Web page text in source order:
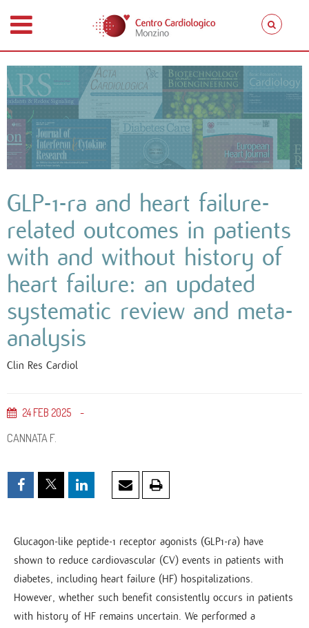
GLP-1-ra and heart failure-
related outcomes in patients
with and without history of
heart failure: an updated
systematic review and meta-
analysis
Clin Res Cardiol
24 FEB 2025
CANNATA F.
Glucagon-like peptide-1 receptor agonists (GLP1-ra) have
shown to reduce cardiovascular (CV) events in patients with
diabetes, including heart failure (HF) hospitalizations.
However, whether such benefit consistently occurs in patients
with history of HF remains uncertain. We performed a